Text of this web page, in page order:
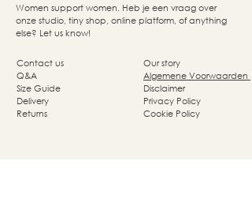
Women support women. Heb je een vraag over
onze studio, tiny shop, online platform, of anything
else? Let us know!
Our story
Algemene Voorwaarden
Disclaimer
Privacy Policy
Cookie Policy
Contact us
Q&A
Size Guide
Delivery
Returns